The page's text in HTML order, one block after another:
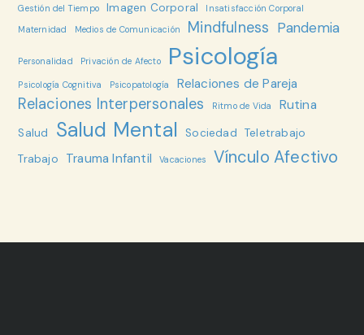
Gestión del Tiempo Imagen Corporal
Insatisfacción Corporal
Maternidad
Medios de Comunicación Mindfulness Pandemia
Personalidad Privación de Afecto Psicología
Psicología Cognitiva Psicopatología Relaciones de Pareja
Relaciones Interpersonales Ritmo de Vida Rutina
Salud Salud Mental Sociedad Teletrabajo
Trabajo
Trauma Infantil Vacaciones Vínculo Afectivo